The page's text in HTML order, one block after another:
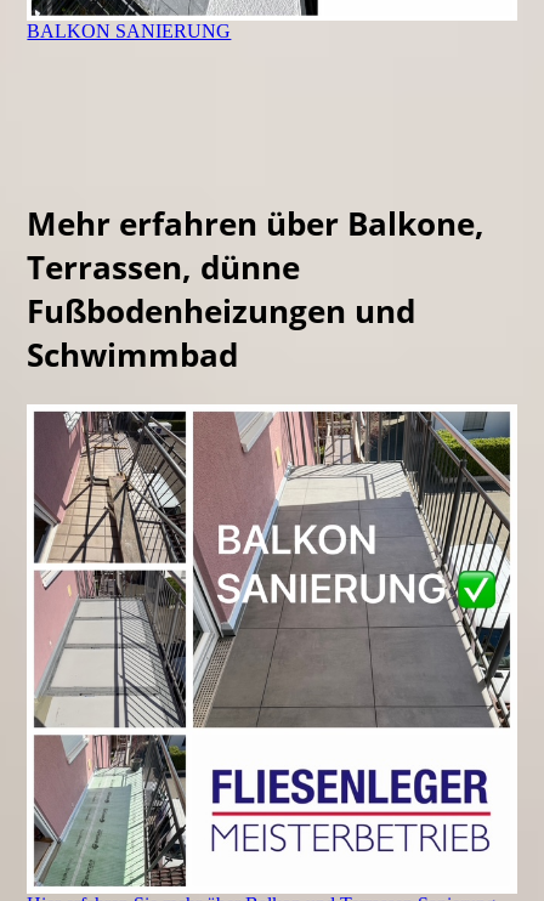
BALKON SANIERUNG
Mehr erfahren über Balkone,
Terrassen, dünne
Fußbodenheizungen und
Schwimmbad